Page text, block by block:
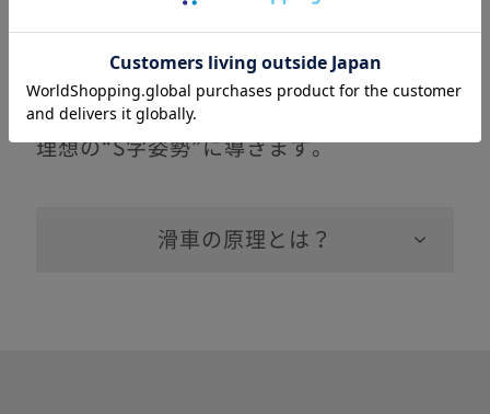
滑車の原理により、
ハンドルを軽く引っ張るだけで
腰まわりをしっかり締めつけ、
理想の“S字姿勢”に導きます。
滑車の原理とは？